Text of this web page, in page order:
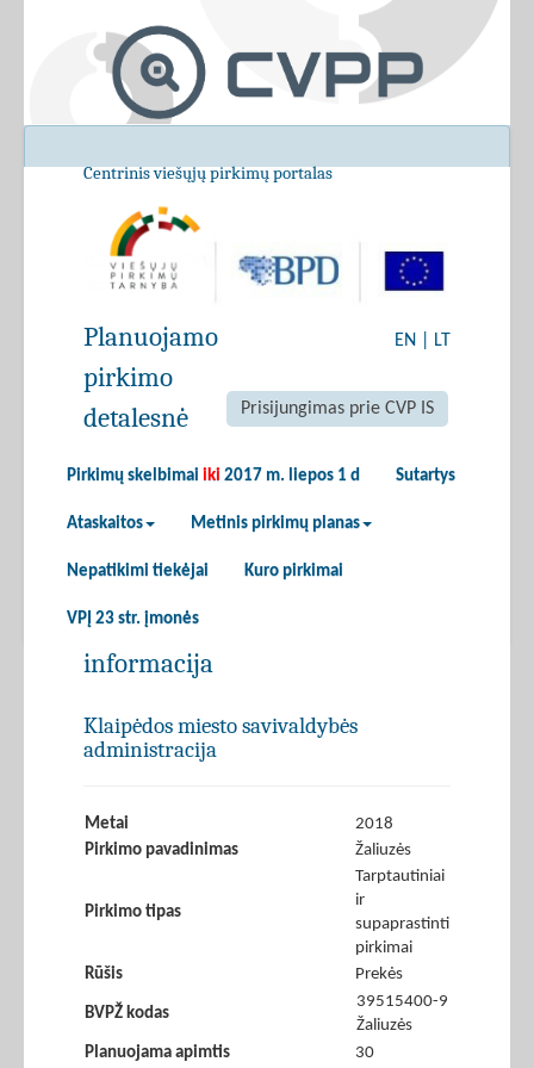
Centrinis viešųjų pirkimų portalas
EN LT
Prisijungimas prie CVP IS
Pirkimų skelbimai iki 2017 m. liepos 1 d Sutartys
Ataskaitos Metinis pirkimų planas
Nepatikimi tiekėjai Kuro pirkimai
VPĮ 23 str. įmonės
Planuojamo
pirkimo
detalesnė
informacija
Klaipėdos miesto savivaldybės
administracija
Metai
2018
Pirkimo pavadinimas
Žaliuzės
Pirkimo tipas
Tarptautiniai
ir
supaprastinti
pirkimai
Rūšis
Prekės
BVPŽ kodas
39515400-9
Žaliuzės
Planuojama apimtis
30